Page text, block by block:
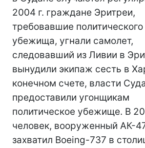
2004 г. граждане Эритреи,
требовавшие политического
убежища, угнали самолет,
следовавший из Ливии в
вынудили экипаж сесть в
конечном счете, власти
предоставили угонщикам
политическое убежище. В
человек, вооруженный АК-
захватил Boeing-737 в